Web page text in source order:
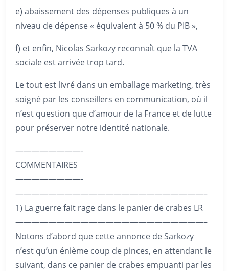
e) abaissement des dépenses publiques à un
niveau de dépense « équivalent à 50 % du PIB »,
f) et enfin, Nicolas Sarkozy reconnaît que la TVA
sociale est arrivée trop tard.
Le tout est livré dans un emballage marketing, très
soigné par les conseillers en communication, où il
n’est question que d’amour de la France et de lutte
pour préserver notre identité nationale.
————————-
COMMENTAIRES
————————-
———————————————————————–
1) La guerre fait rage dans le panier de crabes LR
———————————————————————–
Notons d’abord que cette annonce de Sarkozy
n’est qu’un énième coup de pinces, en attendant le
suivant, dans ce panier de crabes empuanti par les